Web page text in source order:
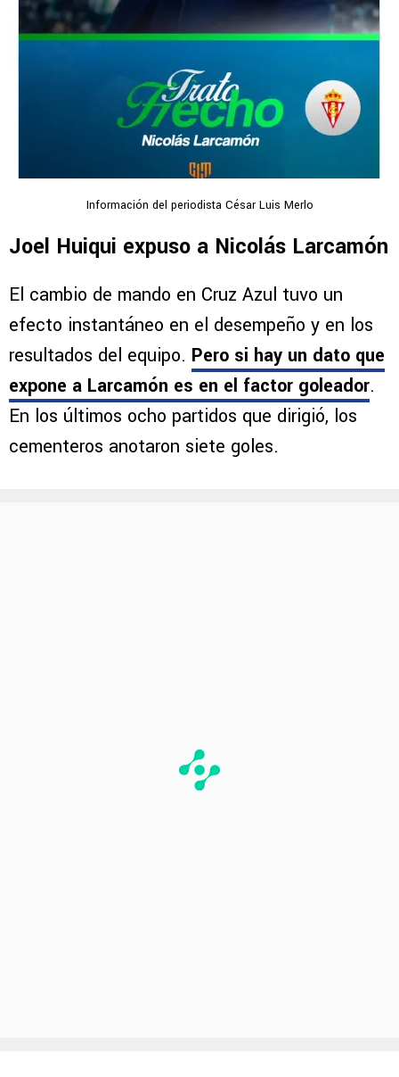
Información del periodista César Luis Merlo
Joel Huiqui expuso a Nicolás Larcamón
El cambio de mando en Cruz Azul tuvo un
efecto instantáneo en el desempeño y en los
resultados del equipo. Pero si hay un dato que
expone a Larcamón es en el factor goleador.
En los últimos ocho partidos que dirigió, los
cementeros anotaron siete goles.